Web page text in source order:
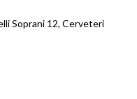
Soprani 12, Cerveteri